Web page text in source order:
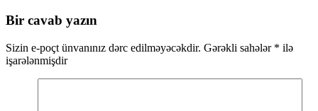
Bir cavab yazın
Sizin e-poçt ünvanınız dərc edilməyəcəkdir. Gərəkli sahələr * ilə
işarələnmişdir